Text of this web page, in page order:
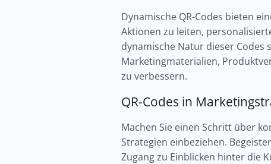
Dynamische QR-Codes bieten
Aktionen zu leiten,
dynamische Natur dieser Codes
Marketingmaterialien,
zu verbessern.
QR-Codes in
Machen Sie einen Schritt über
Strategien einbeziehen.
Zugang zu Einblicken hinter die